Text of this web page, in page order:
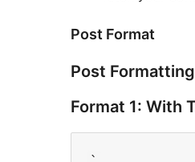
Post Format
Post Formatting
Format 1: With